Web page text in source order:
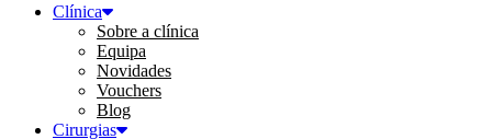
Clínica
Sobre a clínica
Equipa
Novidades
Vouchers
Blog
Cirurgias